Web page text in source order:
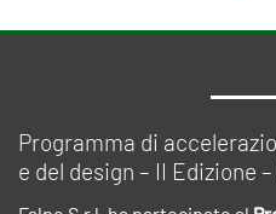
Programma di
e del design – II Edizione –